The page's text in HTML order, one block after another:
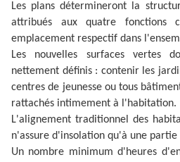
Les plans détermineront la
attribués aux quatre
emplacement respectif dans
Les nouvelles surfaces vertes
nettement définis : contenir les
centres de jeunesse ou tous
rattachés intimement à l'habitation.
L'alignement traditionnel des
n'assure d'insolation qu'à une
Un nombre minimum d'heures